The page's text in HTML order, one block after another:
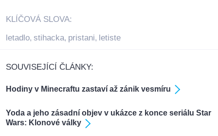
KLÍČOVÁ SLOVA:
letadlo, stihacka, pristani, letiste
SOUVISEJÍCÍ ČLÁNKY:
Hodiny v Minecraftu zastaví až zánik vesmíru
Yoda a jeho zásadní objev v ukázce z konce seriálu Star
Wars: Klonové války